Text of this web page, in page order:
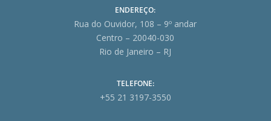
ENDEREÇO:
Rua do Ouvidor, 108 – 9º andar
Centro – 20040-030
Rio de Janeiro – RJ
TELEFONE:
+55 21 3197-3550